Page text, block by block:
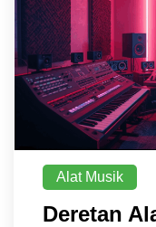
Alat Musik
Deretan